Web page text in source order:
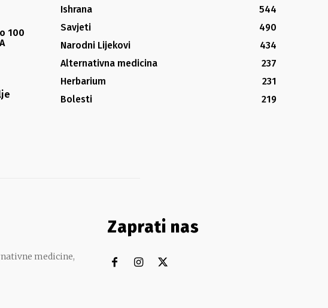
100
Ishrana
544
Savjeti
490
Narodni Lijekovi
434
Alternativna medicina
237
Herbarium
231
Bolesti
219
medicine,
Zaprati nas